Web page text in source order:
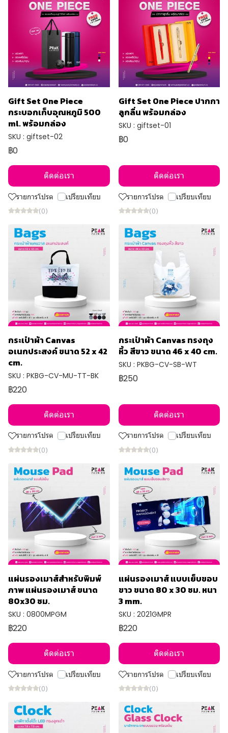
Gift Set One Piece
กระบอกเก็บอุณหภูมิ 500
ml. พร้อมกล่อง
SKU : giftset-02
฿0
ติดต่อเรา
รายการโปรด เปรียบเทียบ
(0)
Gift Set One Piece ปากกา
ลูกลื่น พร้อมกล่อง
SKU : giftset-01
฿0
ติดต่อเรา
รายการโปรด เปรียบเทียบ
(0)
กระเป๋าผ้า Canvas
อเนกประสงค์ ขนาด 52 x 42
cm.
SKU : PKBG-CV-MU-TT-BK
฿220
ติดต่อเรา
รายการโปรด เปรียบเทียบ
(0)
กระเป๋าผ้า Canvas ทรงถุง
หิ้ว สีขาว ขนาด 46 x 40 cm.
SKU : PKBG-CV-SB-WT
฿250
ติดต่อเรา
รายการโปรด เปรียบเทียบ
(0)
แผ่นรองเมาส์สำหรับพิมพ์
ภาพ แผ่นรองเมาส์ ขนาด
80x30 ซม.
SKU : 0800MPGM
฿220
ติดต่อเรา
รายการโปรด เปรียบเทียบ
(0)
แผ่นรองเมาส์ แบบเย็บขอบ
ขาว ขนาด 80 x 30 ซม. หนา
3 mm.
SKU : 2021GMPR
฿220
ติดต่อเรา
รายการโปรด เปรียบเทียบ
(0)